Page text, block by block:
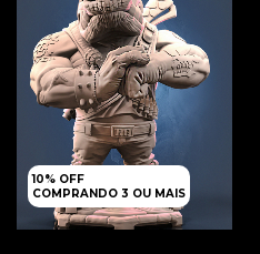
10% OFF
COMPRANDO 3 OU MAIS